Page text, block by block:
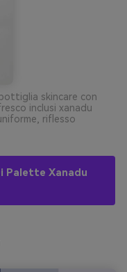
skincare con
inclusi xanadu
riflesso
Palette Xanadu